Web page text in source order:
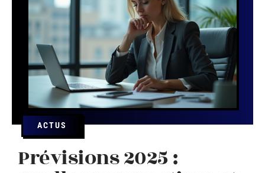
ACTUS
Prévisions 2025 :